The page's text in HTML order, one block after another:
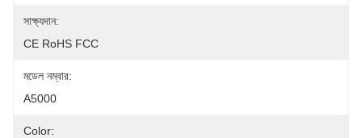
সাক্ষ্যদান:
CE RoHS FCC
মডেল নম্বার:
A5000
Color: